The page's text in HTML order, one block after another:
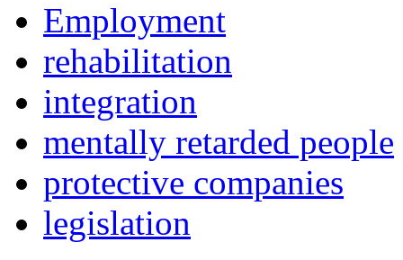
Employment
rehabilitation
integra­tion
mentally retarded people
protective compa­nies
legislation